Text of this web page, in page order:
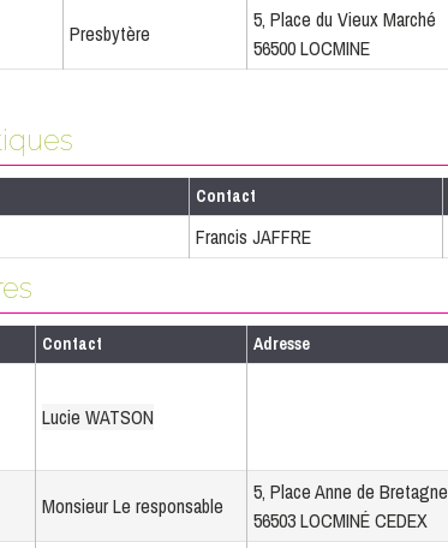
Presbytère
5, Place du Vieux Marché
56500 LOCMINE
Contact
Francis JAFFRE
Contact Adresse
Lucie WATSON
Monsieur Le responsable
5, Place Anne de Bretagne
56503 LOCMINÉ CEDEX